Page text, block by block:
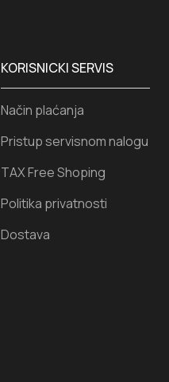
KORISNICKI SERVIS
Način plaćanja
Pristup servisnom nalogu
TAX Free Shoping
Politika privatnosti
Dostava